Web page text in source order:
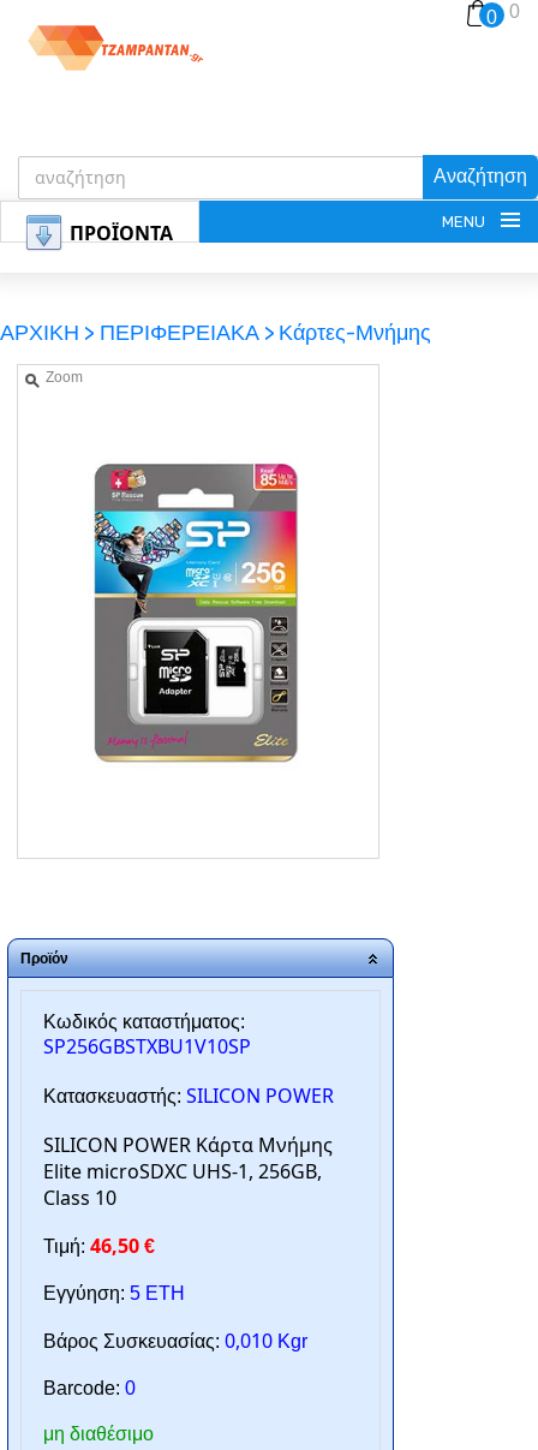
Αναζήτηση
0 0
ΠΡΟΪΟΝΤΑ MENU
ΚΑΛΑΘΙ-ΑΓΟΡΩΝ
ΕΠΙΚΟΙΝΩΝΙΑ
ΑΡΧΙΚΗ > ΠΕΡΙΦΕΡΕΙΑΚΑ > Κάρτες-Μνήμης
Zoom
Προϊόν
Κωδικός καταστήματος:
SP256GBSTXBU1V10SP
Κατασκευαστής: SILICON POWER
SILICON POWER Κάρτα Μνήμης
Elite microSDXC UHS-1, 256GB,
Class 10
Τιμή: 46,50 €
Εγγύηση: 5 ΕΤΗ
Βάρος Συσκευασίας: 0,010 Kgr
Barcode: 0
μη διαθέσιμο